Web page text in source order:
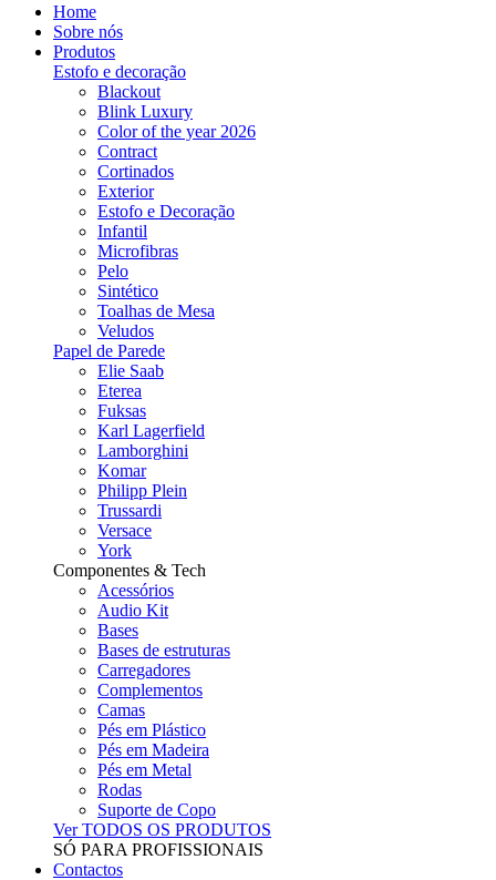
Home
Sobre nós
Produtos
Estofo e decoração
Blackout
Blink Luxury
Color of the year 2026
Contract
Cortinados
Exterior
Estofo e Decoração
Infantil
Microfibras
Pelo
Sintético
Toalhas de Mesa
Veludos
Papel de Parede
Elie Saab
Eterea
Fuksas
Karl Lagerfield
Lamborghini
Komar
Philipp Plein
Trussardi
Versace
York
Componentes & Tech
Acessórios
Audio Kit
Bases
Bases de estruturas
Carregadores
Complementos
Camas
Pés em Plástico
Pés em Madeira
Pés em Metal
Rodas
Suporte de Copo
Ver TODOS OS PRODUTOS
SÓ PARA PROFISSIONAIS
Contactos